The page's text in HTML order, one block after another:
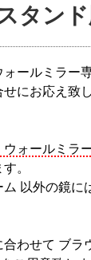
ス
ールミラー
にお応え致
ォールミラ
。
ム 以外の鏡
合わせて ブ